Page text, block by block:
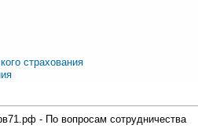
страхования
- По вопросам сотрудничества